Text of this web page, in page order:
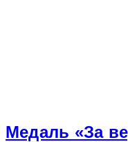
Медаль «За